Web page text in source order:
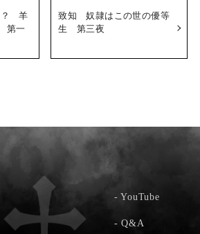
？ 羊
第一
致知 奴隷はこの世の優等
生 第三夜
-YouTube
-Q&A